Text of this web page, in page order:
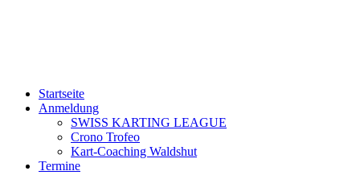
Startseite
Anmeldung
SWISS KARTING LEAGUE
Crono Trofeo
Kart-Coaching Waldshut
Termine